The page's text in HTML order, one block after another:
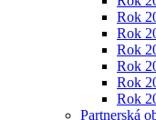
Rok
Rok
Rok
Rok
Rok
Rok
Partnerská